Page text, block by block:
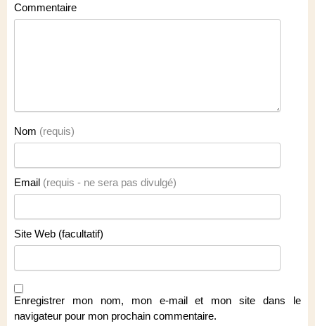
Commentaire
Nom (requis)
Email (requis - ne sera pas divulgé)
Site Web (facultatif)
Enregistrer mon nom, mon e-mail et mon site dans le
navigateur pour mon prochain commentaire.